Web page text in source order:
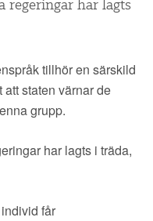
▼
regeringar har lagts
tillhör en särskild
staten värnar de
grupp.
har lagts i träda,
får